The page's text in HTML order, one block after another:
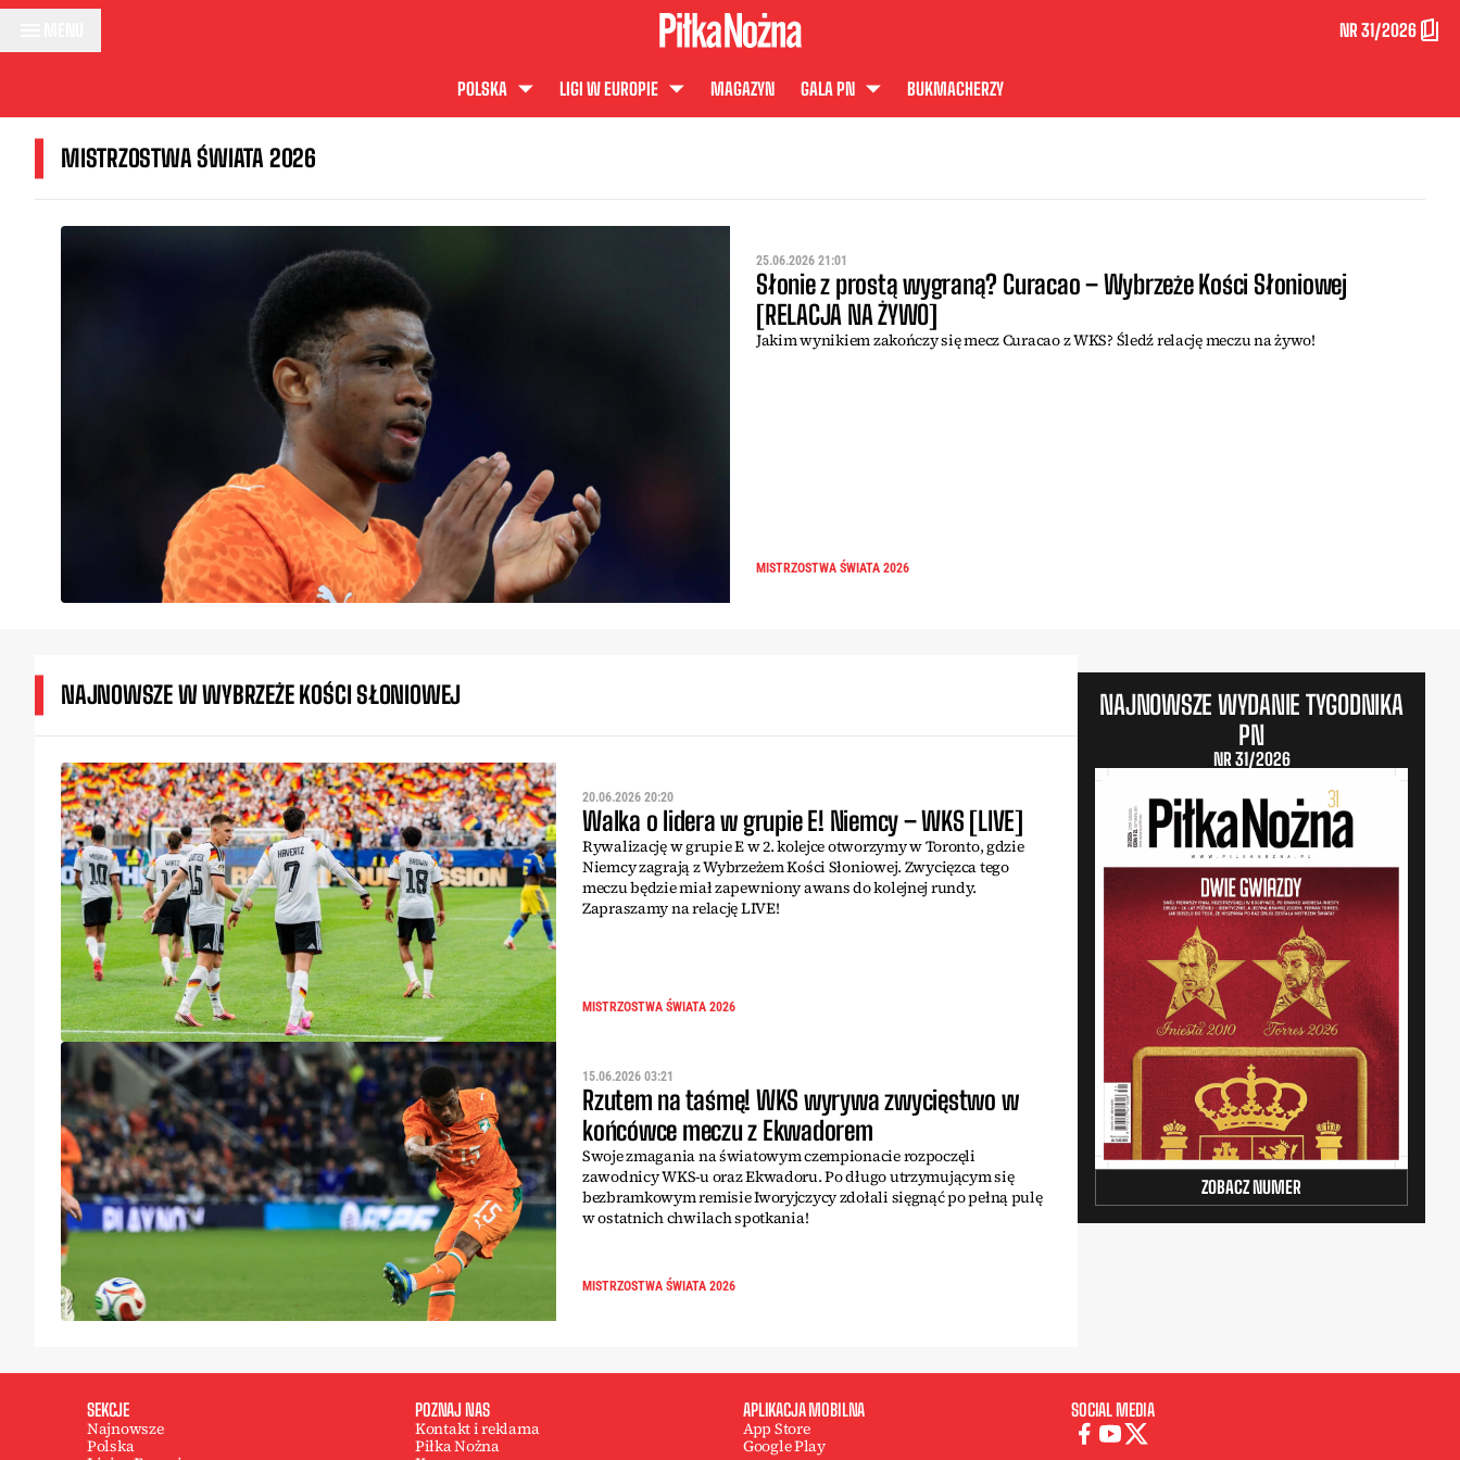
Przejdź do treści
NR 31/2026
POLSKA LIGI W EUROPIE MAGAZYN GALA PN BUKMACHERZY
MISTRZOSTWA ŚWIATA 2026
25.06.2026 21:01
Słonie z prostą wygraną? Curacao – Wybrzeże Kości Słoniowej
[RELACJA NA ŻYWO]
Jakim wynikiem zakończy się mecz Curacao z WKS? Śledź relację meczu na żywo!
MISTRZOSTWA ŚWIATA 2026
NAJNOWSZE W WYBRZEŻE KOŚCI SŁONIOWEJ
20.06.2026 20:20
Walka o lidera w grupie E! Niemcy – WKS [LIVE]
Rywalizację w grupie E w 2. kolejce otworzymy w Toronto, gdzie
Niemcy zagrają z Wybrzeżem Kości Słoniowej. Zwycięzca tego
meczu będzie miał zapewniony awans do kolejnej rundy.
Zapraszamy na relację LIVE!
MISTRZOSTWA ŚWIATA 2026
15.06.2026 03:21
Rzutem na taśmę! WKS wyrywa zwycięstwo w
końcówce meczu z Ekwadorem
Swoje zmagania na światowym czempionacie rozpoczęli
zawodnicy WKS-u oraz Ekwadoru. Po długo utrzymującym się
bezbramkowym remisie Iworyjczycy zdołali sięgnąć po pełną pulę
w ostatnich chwilach spotkania!
MISTRZOSTWA ŚWIATA 2026
NAJNOWSZE WYDANIE TYGODNIKA
PN
NR 31/2026
ZOBACZ NUMER
SEKCJE
Najnowsze
Polska
POZNAJ NAS
Kontakt i reklama
Piłka Nożna
APLIKACJA MOBILNA
App Store
Google Play
SOCIAL MEDIA